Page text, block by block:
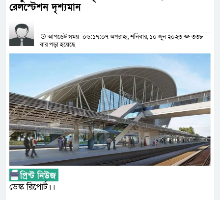
রেলস্টেশন দৃশ্যমান
আপডেট সময়- ০৬:১৭:০৭ অপরাহ্ন, শনিবার, ১০ জুন ২০২৩
৩৩৮
বার পড়া হয়েছে
ডেস্ক রিপোর্ট।।